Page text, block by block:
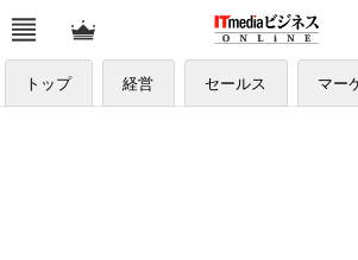
トップ 経営 セールス マー